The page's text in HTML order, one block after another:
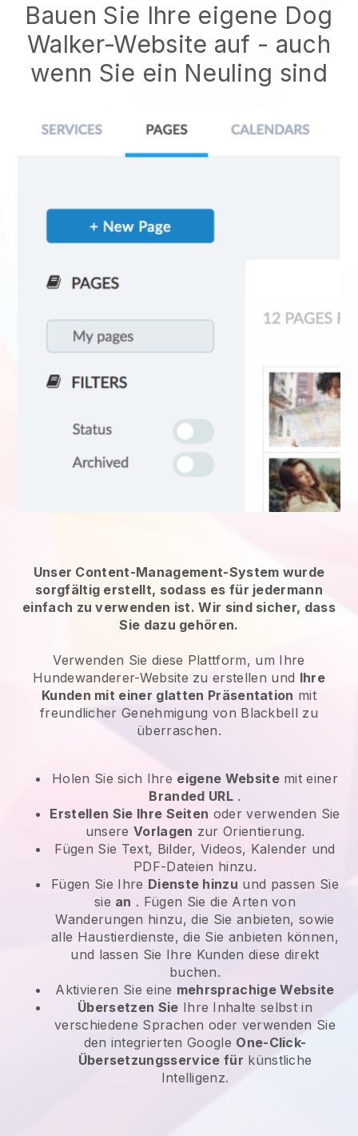
Bauen Sie Ihre eigene Dog
Walker-Website auf - auch
wenn Sie ein Neuling sind
Unser Content-Management-System wurde
sorgfältig erstellt, sodass es für jedermann
einfach zu verwenden ist. Wir sind sicher, dass
Sie dazu gehören.
Verwenden Sie diese Plattform, um Ihre
Hundewanderer-Website zu erstellen und Ihre
Kunden mit einer glatten Präsentation mit
freundlicher Genehmigung von Blackbell zu
überraschen.
Holen Sie sich Ihre eigene Websitemit einer
Branded URL.
Erstellen Sie Ihre Seiten oder verwenden Sie
unsere Vorlagen zur Orientierung.
Fügen Sie Text, Bilder, Videos, Kalender und
PDF-Dateien hinzu.
Fügen Sie Ihre Dienste hinzu und passen Sie
sie an . Fügen Sie die Arten von
Wanderungen hinzu, die Sie anbieten, sowie
alle Haustierdienste, die Sie anbieten können,
und lassen Sie Ihre Kunden diese direkt
buchen.
Aktivieren Sie eine mehrsprachige Website
Übersetzen Sie Ihre Inhalte selbst in
verschiedene Sprachen oder verwenden Sie
den integrierten Google One-Click-
Übersetzungsservice für künstliche
Intelligenz.